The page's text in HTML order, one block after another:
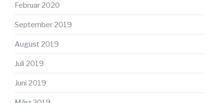
Februar 2020
September 2019
August 2019
Juli 2019
Juni 2019